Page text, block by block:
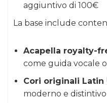
aggiuntivo di 100€
La base include
Acapella royalty-
come guida vocale
Cori originali Latin
moderno e distintivo